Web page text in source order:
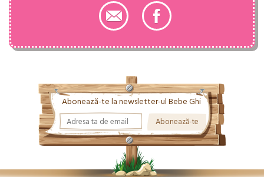
Abonează-te la newsletter-ul Bebe Ghi